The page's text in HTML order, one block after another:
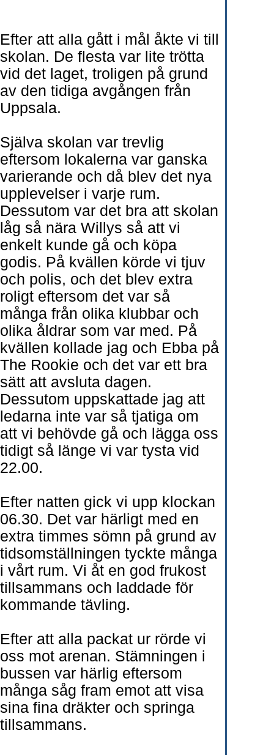
Efter att alla gått i mål åkte vi till
skolan. De flesta var lite trötta
vid det laget, troligen på grund
av den tidiga avgången från
Uppsala.
Själva skolan var trevlig
eftersom lokalerna var ganska
varierande och då blev det nya
upplevelser i varje rum.
Dessutom var det bra att skolan
låg så nära Willys så att vi
enkelt kunde gå och köpa
godis. På kvällen körde vi tjuv
och polis, och det blev extra
roligt eftersom det var så
många från olika klubbar och
olika åldrar som var med. På
kvällen kollade jag och Ebba på
The Rookie och det var ett bra
sätt att avsluta dagen.
Dessutom uppskattade jag att
ledarna inte var så tjatiga om
att vi behövde gå och lägga oss
tidigt så länge vi var tysta vid
22.00.
Efter natten gick vi upp klockan
06.30. Det var härligt med en
extra timmes sömn på grund av
tidsomställningen tyckte många
i vårt rum. Vi åt en god frukost
tillsammans och laddade för
kommande tävling.
Efter att alla packat ur rörde vi
oss mot arenan. Stämningen i
bussen var härlig eftersom
många såg fram emot att visa
sina fina dräkter och springa
tillsammans.